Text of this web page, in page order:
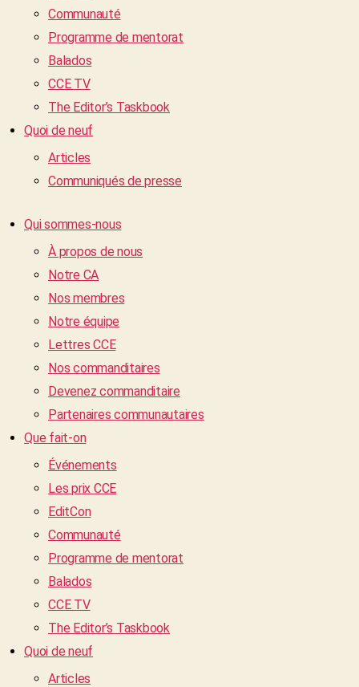
Communauté
Programme de mentorat
Balados
CCE TV
The Editor’s Taskbook
Quoi de neuf
Articles
Communiqués de presse
Qui sommes-nous
À propos de nous
Notre CA
Nos membres
Notre équipe
Lettres CCE
Nos commanditaires
Devenez commanditaire
Partenaires communautaires
Que fait-on
Événements
Les prix CCE
EditCon
Communauté
Programme de mentorat
Balados
CCE TV
The Editor’s Taskbook
Quoi de neuf
Articles